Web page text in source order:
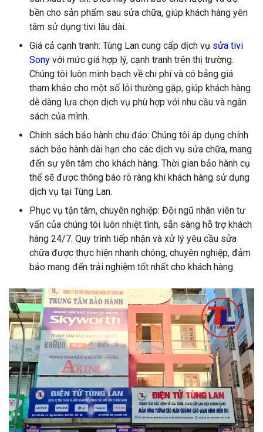
bền cho sản phẩm sau sửa chữa, giúp khách hàng yên
tâm sử dụng tivi lâu dài.
Giá cả cạnh tranh: Tùng Lan cung cấp dịch vụ sửa tivi
Sony với mức giá hợp lý, cạnh tranh trên thị trường.
Chúng tôi luôn minh bạch về chi phí và có bảng giá
tham khảo cho một số lỗi thường gặp, giúp khách hàng
dễ dàng lựa chọn dịch vụ phù hợp với nhu cầu và ngân
sách của mình.
Chính sách bảo hành chu đáo: Chúng tôi áp dụng chính
sách bảo hành dài hạn cho các dịch vụ sửa chữa, mang
đến sự yên tâm cho khách hàng. Thời gian bảo hành cụ
thể sẽ được thông báo rõ ràng khi khách hàng sử dụng
dịch vụ tại Tùng Lan.
Phục vụ tận tâm, chuyên nghiệp: Đội ngũ nhân viên tư
vấn của chúng tôi luôn nhiệt tình, sẵn sàng hỗ trợ khách
hàng 24/7. Quy trình tiếp nhận và xử lý yêu cầu sửa
chữa được thực hiện nhanh chóng, chuyên nghiệp, đảm
bảo mang đến trải nghiệm tốt nhất cho khách hàng.